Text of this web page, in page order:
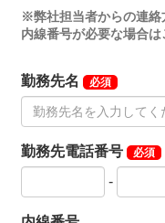
※弊社担当者からの連絡
内線番号が必要な場合は
勤務先名 必須
勤務先電話番号 必須
-